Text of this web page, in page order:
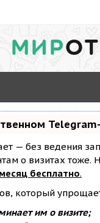
МИР
— без ведения
о визитах
бесплатно.
который
им о визите;